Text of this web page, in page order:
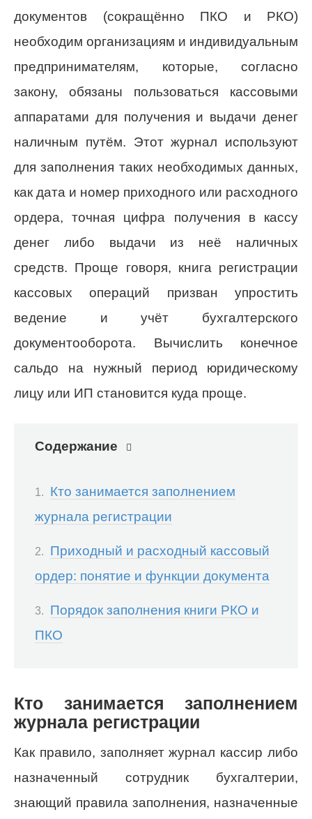
документов (сокращённо ПКО и РКО)
необходим организациям и индивидуальным
предпринимателям, которые, согласно
закону, обязаны пользоваться кассовыми
аппаратами для получения и выдачи денег
наличным путём. Этот журнал используют
для заполнения таких необходимых данных,
как дата и номер приходного или расходного
ордера, точная цифра получения в кассу
денег либо выдачи из неё наличных
средств. Проще говоря, книга регистрации
кассовых операций призван упростить
ведение и учёт бухгалтерского
документооборота. Вычислить конечное
сальдо на нужный период юридическому
лицу или ИП становится куда проще.
Содержание
Кто занимается заполнением
журнала регистрации
Приходный и расходный кассовый
ордер: понятие и функции документа
Порядок заполнения книги РКО и
ПКО
Кто занимается заполнением
журнала регистрации
Как правило, заполняет журнал кассир либо
назначенный сотрудник бухгалтерии,
знающий правила заполнения, назначенные